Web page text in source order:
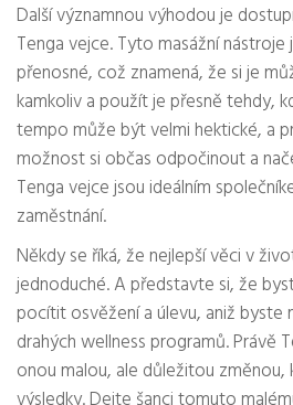
Další významnou výhodou je
Tenga vejce. Tyto masážní
přenosné, což znamená, že si je
kamkoliv a použít je přesně tehdy,
tempo může být velmi hektické, a
možnost si občas odpočinout a
Tenga vejce jsou ideálním
zaměstnání.
Někdy se říká, že nejlepší věci v
jednoduché. A představte si, že
pocítit osvěžení a úlevu, aniž byste
drahých wellness programů. Právě
onou malou, ale důležitou změnou,